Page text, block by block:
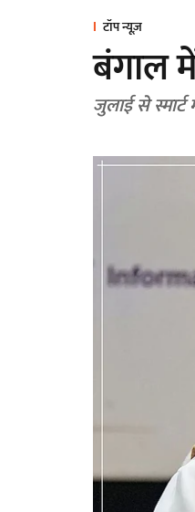
टॉप न्यूज़
बंगाल
जुलाई से